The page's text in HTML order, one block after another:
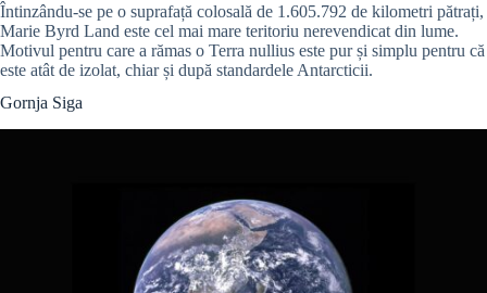
Întinzându-se pe o suprafață colosală de 1.605.792 de kilometri pătrați,
Marie Byrd Land este cel mai mare teritoriu nerevendicat din lume.
Motivul pentru care a rămas o Terra nullius este pur și simplu pentru că
este atât de izolat, chiar și după standardele Antarcticii.
Gornja Siga